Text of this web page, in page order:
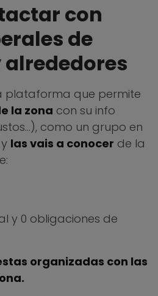
con
de
plataforma que permite
la zona con su info
como un grupo en
las vais a conocer de la
y 0 obligaciones de
organizadas con las